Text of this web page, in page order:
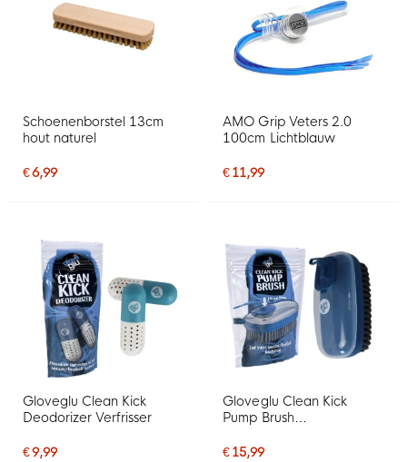
Schoenenborstel 13cm
hout naturel
€ 6,99
AMO Grip Veters 2.0
100cm Lichtblauw
€ 11,99
Gloveglu Clean Kick
Deodorizer Verfrisser
€ 9,99
Gloveglu Clean Kick
Pump Brush
€ 15,99